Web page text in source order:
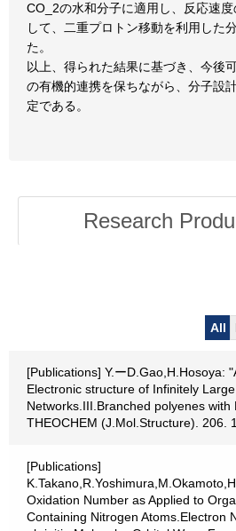
CO_2の水和分子に適用し、反応速
して、二重プロトン移動を利用した
た。
以上、得られた結果に基づき、今後
の有機的連携を保ちながら、分子設
定である。
Research
All
[Publications] Y.ーD.Gao,H.Hosoya:
Electronic structure of Infinitely Large
Networks.III.Branched polyenes with
THEOCHEM (J.Mol.Structure). 206.
[Publications]
Oxidation Number as Applied to
Containing Nitrogen Atoms.Electron